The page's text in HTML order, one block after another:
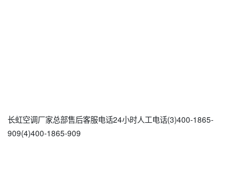
长虹空调厂家总部售后客服电话24小时人工电话(3)400-1865-
909(4)400-1865-909